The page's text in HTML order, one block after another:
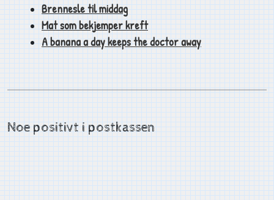
Brennesle til middag
Mat som bekjemper kreft
A banana a day keeps the doctor away
Noe positivt i postkassen